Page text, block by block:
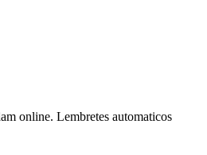
online. Lembretes automaticos